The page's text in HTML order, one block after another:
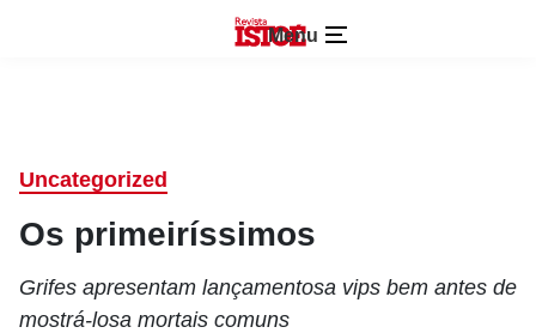
Menu
Uncategorized
Os primeiríssimos
Grifes apresentam lançamentosa vips bem antes de
mostrá-losa mortais comuns